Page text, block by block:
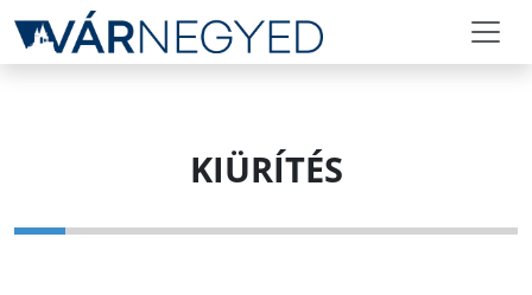
KIÜRÍTÉS